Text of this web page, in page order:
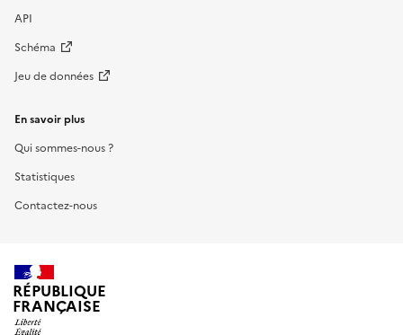
API
Schéma
Jeu de données
En savoir plus
Qui sommes-nous ?
Statistiques
Contactez-nous
RÉPUBLIQUE
FRANÇAISE